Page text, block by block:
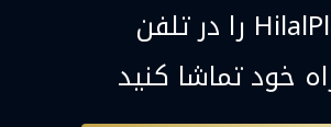
HilalPlay را در تلفن
خود تماشا کنید